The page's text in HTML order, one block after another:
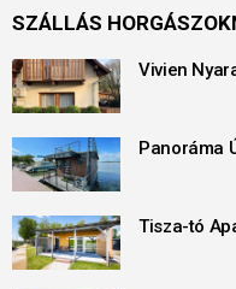
SZÁLLÁS
Vivien
Panoráma
Tisza-tó